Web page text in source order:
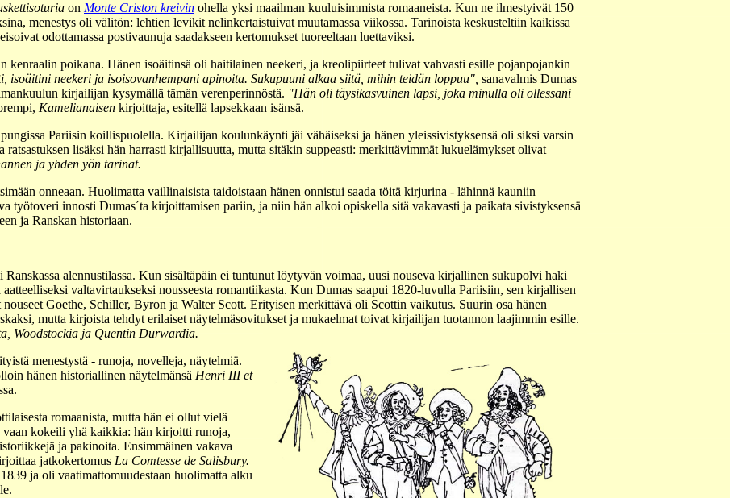
on Monte Criston kreivin ohella yksi maailman kuuluisimmista romaaneista. Kun ne ilmestyivät 150
menestys oli välitön: lehtien levikit nelinkertaistuivat muutamassa viikossa. Tarinoista keskusteltiin kaikissa
odottamassa postivaunuja saadakseen kertomukset tuoreeltaan luettaviksi.
kenraalin poikana. Hänen isoäitinsä oli haitilainen neekeri, ja kreolipiirteet tulivat vahvasti esille pojanpojankin
isoäitini neekeri ja isoisovanhempani apinoita. Sukupuuni alkaa siitä, mihin teidän loppuu", sanavalmis Dumas
kirjailijan kysymällä tämän verenperinnöstä. "Hän oli täysikasvuinen lapsi, joka minulla oli ollessani
Kamelianaisen kirjoittaja, esitellä lapsekkaan isänsä.
Pariisin koillispuolella. Kirjailijan koulunkäynti jäi vähäiseksi ja hänen yleissivistyksensä oli siksi varsin
ratsastuksen lisäksi hän harrasti kirjallisuutta, mutta sitäkin suppeasti: merkittävimmät lukuelämykset olivat
ja yhden yön tarinat.
onneaan. Huolimatta vaillinaisista taidoistaan hänen onnistui saada töitä kirjurina - lähinnä kauniin
työtoveri innosti Dumas´ta kirjoittamisen pariin, ja niin hän alkoi opiskella sitä vakavasti ja paikata sivistyksensä
ja Ranskan historiaan.
alennustilassa. Kun sisältäpäin ei tuntunut löytyvän voimaa, uusi nouseva kirjallinen sukupolvi haki
valtavirtaukseksi nousseesta romantiikasta. Kun Dumas saapui 1820-luvulla Pariisiin, sen kirjallisen
Goethe, Schiller, Byron ja Walter Scott. Erityisen merkittävä oli Scottin vaikutus. Suurin osa hänen
mutta kirjoista tehdyt erilaiset näytelmäsovitukset ja mukaelmat toivat kirjailijan tuotannon laajimmin esille.
Woodstockia ja Quentin Durwardia.
menestystä - runoja, novelleja, näytelmiä.
hänen historiallinen näytelmänsä Henri III et
romaanista, mutta hän ei ollut vielä
vaan kokeili yhä kaikkia: hän kirjoitti runoja,
ja pakinoita. Ensimmäinen vakava
jatkokertomus La Comtesse de Salisbury.
ja oli vaatimattomuudestaan huolimatta alku